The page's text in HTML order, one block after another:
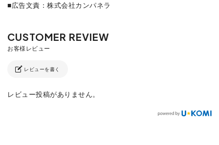
■広告文責：株式会社カンパネラ
レビューを書く
レビュー投稿がありません。